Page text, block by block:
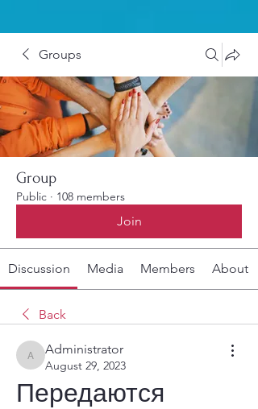
Groups
Group
Public · 108 members
Join
Discussion Media Members About
Back
Administrator
Administrator
August 29, 2023
Передаются